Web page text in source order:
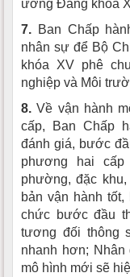
ương Đảng khóa
7. Ban Chấp
nhân sự để Bộ
khóa XV phê
nghiệp và Môi
8. Về vận hành
cấp, Ban Chấp
đánh giá, bước
phương hai
phường, đặc
bản vận hành
chức bước đầu
tương đối thông
nhanh hơn;
mô hình mới sẽ